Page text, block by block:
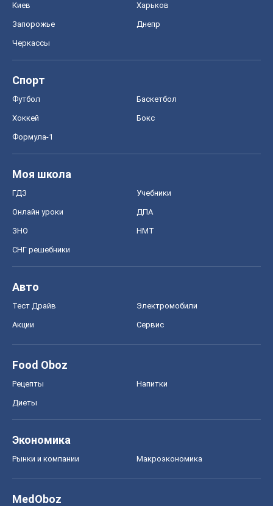
Киев Харьков
Запорожье Днепр
Черкассы
Спорт
Футбол Баскетбол
Хоккей Бокс
Формула-1
Моя школа
ГДЗ Учебники
Онлайн уроки ДПА
ЗНО НМТ
СНГ решебники
Авто
Тест Драйв Электромобили
Акции Сервис
Food Oboz
Рецепты Напитки
Диеты
Экономика
Рынки и компании Mакроэкономика
MedOboz